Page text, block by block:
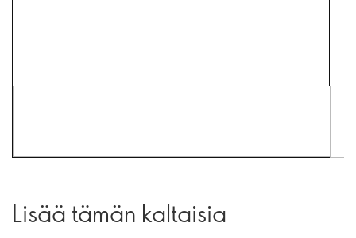
Lisää tämän kaltaisia